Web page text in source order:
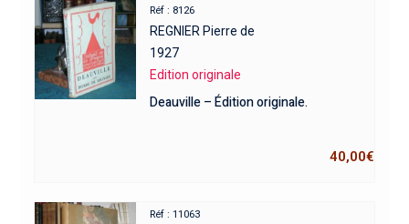
Réf : 8126
REGNIER Pierre de
1927
Edition originale
Deauville – Édition originale.
40,00€
Réf : 11063